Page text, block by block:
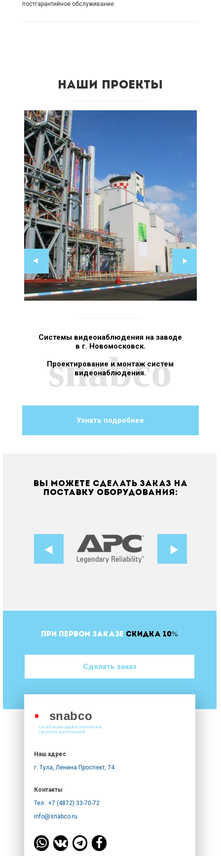
постгарантийное обслуживание.
Наши проекты
Системы видеонаблюдения на заводе
в г. Новомосковск.
Проектирование и монтаж систем
видеонаблюдения.
snabco
Узнать подробнее
Вы можете сделать заказ на
поставку оборудования:
ПРИ ПЕРВОМ ЗАКАЗЕ СКИДКА 10%
Сделать заказ
● snabco
снабжающая компания
группа компаний
Наш адрес
г. Тула, Ленина Проспект, 74
Контакты
Тел.: +7 (4872) 33-70-72
info@snabco.ru